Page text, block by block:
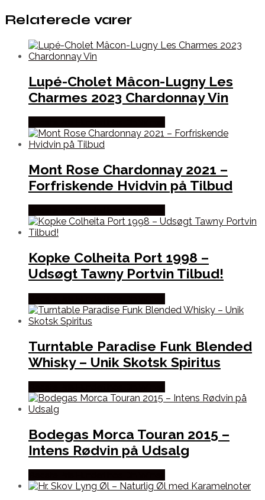
Relaterede varer
Lupé-Cholet Mâcon-Lugny Les
Charmes 2023 Chardonnay Vin
Mont Rose Chardonnay 2021 –
Forfriskende Hvidvin på Tilbud
Kopke Colheita Port 1998 –
Udsøgt Tawny Portvin Tilbud!
Turntable Paradise Funk Blended
Whisky – Unik Skotsk Spiritus
Bodegas Morca Touran 2015 –
Intens Rødvin på Udsalg